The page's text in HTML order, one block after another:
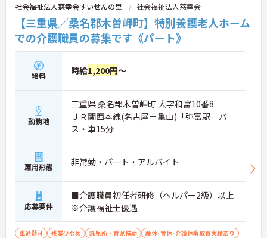
社会福祉法人慈幸会すいせんの里 社会福祉法人慈幸会
【三重県／桑名郡木曽岬町】特別養護老人ホーム
での介護職員の募集です《パート》
給料 時給1,200円～
勤務地
三重県 桑名郡木曽岬町 大字和富10番8
ＪＲ関西本線(名古屋－亀山)「弥富駅」バ
ス・車15分
雇用形態 非常勤・パート・アルバイト
応募要件
■介護職員初任者研修（ヘルパー2級）以上
※介護福祉士優遇
車通勤可 残業少なめ 託児所・育児補助
産休･育休･介護休暇取得実績あり